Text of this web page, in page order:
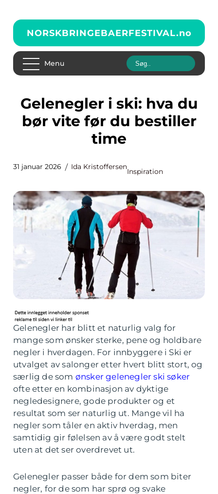
NORSKBRINGEBAERFESTIVAL.no
Menu
Gelenegler i ski: hva du
bør vite før du bestiller
time
31 januar 2026 Ida Kristoffersen
Inspiration
Gelenegler har blitt et naturlig valg for
mange som ønsker sterke, pene og holdbare
negler i hverdagen. For innbyggere i Ski er
utvalget av salonger etter hvert blitt stort, og
særlig de som ønsker gelenegler ski søker
ofte etter en kombinasjon av dyktige
negledesignere, gode produkter og et
resultat som ser naturlig ut. Mange vil ha
negler som tåler en aktiv hverdag, men
samtidig gir følelsen av å være godt stelt
uten at det ser overdrevet ut.
Gelenegler passer både for dem som biter
negler, for de som har sprø og svake